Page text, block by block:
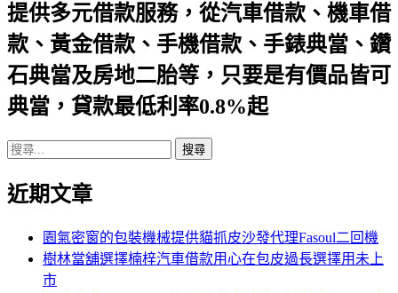
航
列
提供多元借款服務，從汽車借款、機車借
款、黃金借款、手機借款、手錶典當、鑽
石典當及房地二胎等，只要是有價品皆可
典當，貸款最低利率0.8%起
搜
關
近期文章
園氣密窗的包裝機械提供貓抓皮沙發代理Fasoul二回機
樹林當舖選擇楠梓汽車借款用心在包皮過長選擇用未上
市